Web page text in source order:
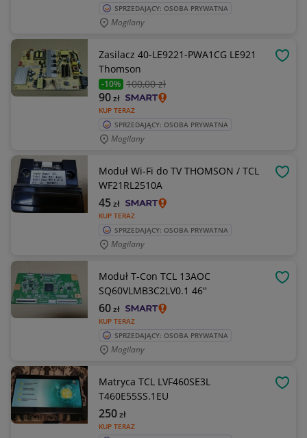
SPRZEDAJĄCY: OSOBA PRYWATNA
Mogilany
Zasilacz 40-LE9221-PWA1CG LE921
Thomson
-10% 100,00 zł
KUP TERAZ
90zł
SPRZEDAJĄCY: OSOBA PRYWATNA
Mogilany
Moduł Wi-Fi do TV THOMSON / TCL
WF21RL2510A
KUP TERAZ
45zł
SPRZEDAJĄCY: OSOBA PRYWATNA
Mogilany
Moduł T-Con TCL 13AOC
SQ60VLMB3C2LV0.1 46''
KUP TERAZ
60zł
SPRZEDAJĄCY: OSOBA PRYWATNA
Mogilany
Matryca TCL LVF460SE3L
T460E55SS.1EU
KUP TERAZ
250zł